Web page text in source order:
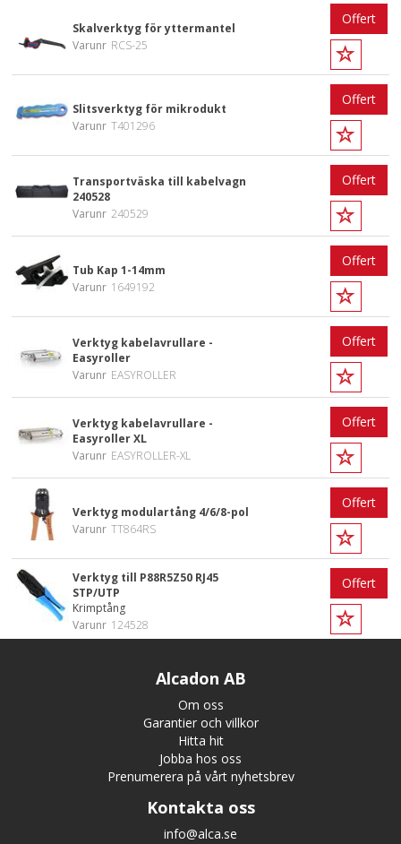
Skalverktyg för yttermantel
Varunr RCS-25
Offert
Slitsverktyg för mikrodukt
Varunr T401296
Offert
Transportväska till kabelvagn
240528
Varunr 240529
Offert
Tub Kap 1-14mm
Varunr 1649192
Offert
Verktyg kabelavrullare -
Easyroller
Varunr EASYROLLER
Offert
Verktyg kabelavrullare -
Easyroller XL
Varunr EASYROLLER-XL
Offert
Verktyg modulartång 4/6/8-pol
Varunr TT864RS
Offert
Verktyg till P88R5Z50 RJ45
STP/UTP
Krimptång
Varunr 124528
Offert
Alcadon AB
Om oss
Garantier och villkor
Hitta hit
Jobba hos oss
Prenumerera på vårt nyhetsbrev
Kontakta oss
info@alca.se